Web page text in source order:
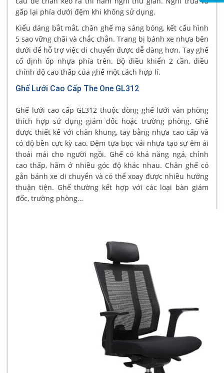
gấp lại phía dưới đệm khi không sử dụng.
Kiểu dáng bắt mắt, chân ghế mạ sáng bóng, kết cấu hình
5 sao vững chãi và chắc chắn. Trang bị bánh xe nhựa bên
dưới để hỗ trợ việc di chuyển được dễ dàng hơn. Tay ghế
cố định ốp nhựa phía trên. Bộ điều khiển 2 cần, điều
chỉnh độ cao thấp của ghế một cách hợp lí.
Ghế Lưới Cao Cấp The One GL312
Ghế lưới cao cấp GL312 thuộc dòng ghế lưới văn phòng
thích hợp sử dụng giám đốc hoặc trường phòng. Ghế
được thiết kế với chân khung, tay bằng nhựa cao cấp và
có độ bền cực kỳ cao. Đệm tựa bọc vải nhựa tạo sự êm ái
thoải mái cho người ngồi. Ghế có khả năng ngả, chỉnh
cao thấp, hãm ở nhiều góc độ khác nhau. Chân ghế có
gắn bánh xe di chuyển và có thể xoay được nhiều hướng
thuận tiện. Ghế thường kết hợp với các loại bàn giám
đốc, trường phòng…